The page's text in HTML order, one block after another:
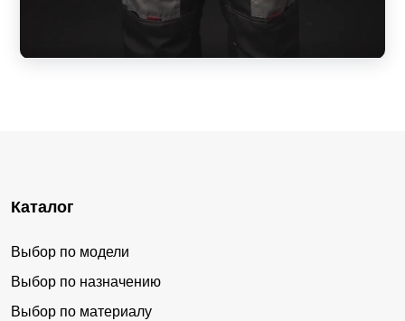
Каталог
Выбор по модели
Выбор по назначению
Выбор по материалу